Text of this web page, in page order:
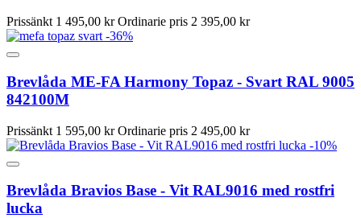
Prissänkt 1 495,00 kr Ordinarie pris 2 395,00 kr
-36%
Brevlåda ME-FA Harmony Topaz - Svart RAL 9005
842100M
Prissänkt 1 595,00 kr Ordinarie pris 2 495,00 kr
-10%
Brevlåda Bravios Base - Vit RAL9016 med rostfri
lucka